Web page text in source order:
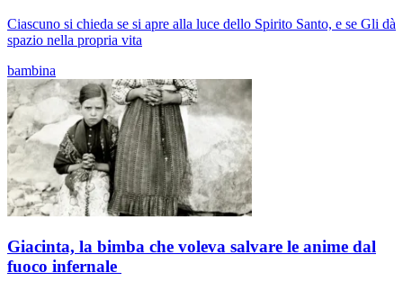
Ciascuno si chieda se si apre alla luce dello Spirito Santo, e se Gli dà
spazio nella propria vita
bambina
Giacinta, la bimba che voleva salvare le anime dal
fuoco infernale